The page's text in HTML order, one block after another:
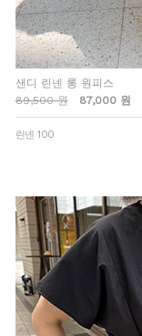
샌디 린넨 롱 원피스
89,500 원
87,000 원
린넨 100